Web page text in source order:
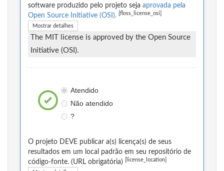
software produzido pelo projeto seja aprovada pela
Open Source Initiative (OSI).
[floss_license_osi]
Mostrar detalhes
The MIT license is approved by the Open Source
Initiative (OSI).
Atendido
Não atendido
?
O projeto DEVE publicar a(s) licença(s) de seus
resultados em um local padrão em seu repositório de
código-fonte. (URL obrigatória)
[license_location]